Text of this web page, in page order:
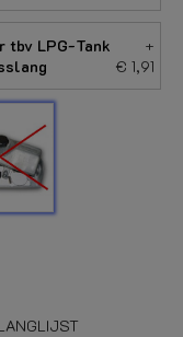
tbv LPG-Tank
+
€ 1,91